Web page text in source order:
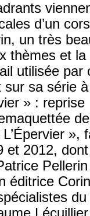
d’un
un très
thèmes et la
utilisée par
sur sa série à
» : reprise
»,
et 2012,
éditrice